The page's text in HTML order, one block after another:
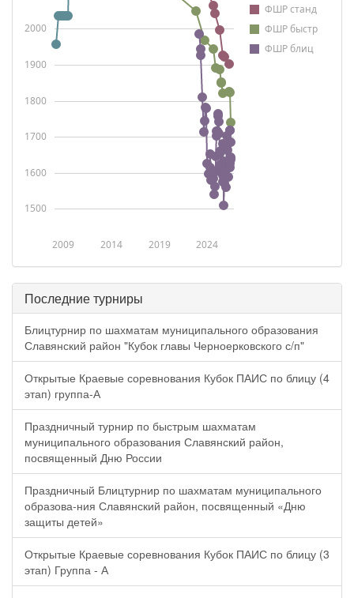
ФШР станд
ФШР быстр
ФШР блиц
2009 2014 2019 2024
1500
1600
1700
1800
1900
2000
Последние турниры
Блицтурнир по шахматам муниципального образования
Славянский район "Кубок главы Черноерковского с/п"
Открытые Краевые соревнования Кубок ПАИС по блицу (4
этап) группа-А
Праздничный турнир по быстрым шахматам
муниципального образования Славянский район,
посвященный Дню России
Праздничный Блицтурнир по шахматам муниципального
образова-ния Славянский район, посвященный «Дню
защиты детей»
Открытые Краевые соревнования Кубок ПАИС по блицу (3
этап) Группа - А